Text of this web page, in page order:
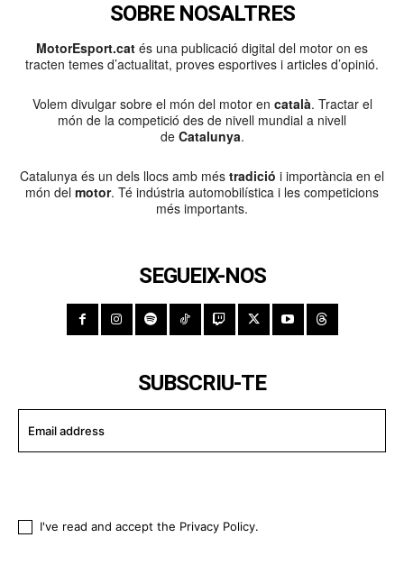
SOBRE NOSALTRES
MotorEsport.cat és una publicació digital del motor on es
tracten temes d’actualitat, proves esportives i articles d’opinió.
Volem divulgar sobre el món del motor en català. Tractar el
món de la competició des de nivell mundial a nivell
de Catalunya.
Catalunya és un dels llocs amb més tradició i importància en el
món del motor. Té indústria automobilística i les competicions
més importants.
SEGUEIX-NOS
SUBSCRIU-TE
I've read and accept the Privacy Policy.